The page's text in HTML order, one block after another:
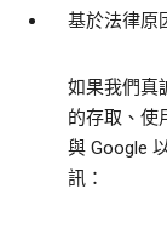
基於法律原
如果我們真
的存取、使
與 Google
訊：